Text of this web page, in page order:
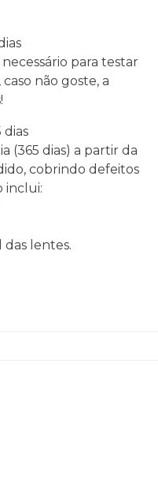
para testar
não goste, a
dias
(365 dias) a partir da
cobrindo defeitos
inclui:
lentes.